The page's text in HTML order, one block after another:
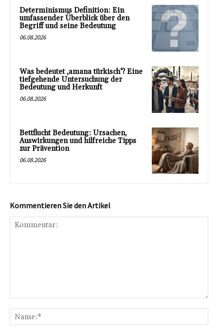
Determinismus Definition: Ein
umfassender Überblick über den
Begriff und seine Bedeutung
06.08.2026
Was bedeutet ‚amana türkisch‘? Eine
tiefgehende Untersuchung der
Bedeutung und Herkunft
06.08.2026
Bettflucht Bedeutung: Ursachen,
Auswirkungen und hilfreiche Tipps
zur Prävention
06.08.2026
Kommentieren Sie den Artikel